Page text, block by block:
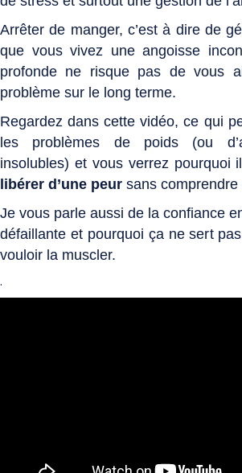
Arrêter de manger, c’est à dire de
que vous vivez une angoisse
profonde ne risque pas de vous
problème sur le long terme.
Regardez dans cette vidéo, ce qui
les problèmes de poids (ou
insolubles) et vous verrez pourquoi
libérer d’une peur sans
Je vous parle aussi de la confiance
défaillante et pourquoi ça ne sert
vouloir la muscler.
.